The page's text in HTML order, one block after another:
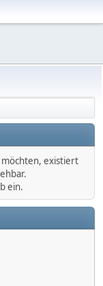
möchten, existiert
ein.